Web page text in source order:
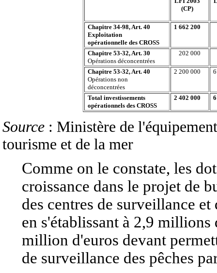
(CP)
Chapitre 34-98, Art. 40
Exploitation
opérationnelle des CROSS
1 662 200
Chapitre 53-32, Art. 30
Opérations déconcentrées
202 000
Chapitre 53-32, Art. 40
Opérations non
déconcentrées
2 200 000
Total investissements
opérationnels des CROSS
2 402 000
Source : Ministère de
tourisme et de la mer
Comme on le constate, les
croissance dans le projet de
des centres de surveillance
en s'établissant à 2,9
million d'euros devant
de surveillance des pêches